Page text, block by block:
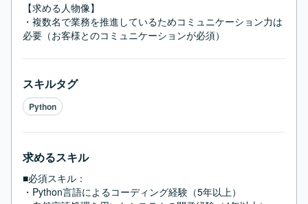
【求める人物像】
・複数名で業務を推進しているためコミュニケーション力は
必要（お客様とのコミュニケーションが必須）
スキルタグ
Python
求めるスキル
■必須スキル：
・Python言語によるコーディング経験（5年以上）